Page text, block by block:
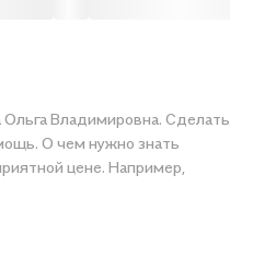
Владимировна. Сделать
О чем нужно знать